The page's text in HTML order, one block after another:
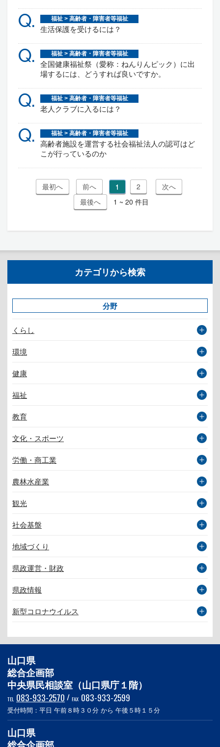
Q. 福祉 > 高齢者・障害者等福祉
生活保護を受けるには？
Q. 福祉 > 高齢者・障害者等福祉
全国健康福祉祭（愛称：ねんりんピック）に出
場するには、どうすれば良いですか。
Q. 福祉 > 高齢者・障害者等福祉
老人クラブに入るには？
Q. 福祉 > 高齢者・障害者等福祉
高齢者施設を運営する社会福祉法人の認可はど
こが行っているのか
1
2
1 ~ 20 件目
カテゴリから検索
分野
くらし
環境
健康
福祉
教育
文化・スポーツ
労働・商工業
農林水産業
観光
社会基盤
地域づくり
県政運営・財政
県政情報
新型コロナウイルス
山口県
総合企画部
中央県民相談室（山口県庁１階）
TEL 083-933-2570 / FAX 083-933-2599
受付時間：平日 午前８時３０分 から 午後５時１５分
山口県